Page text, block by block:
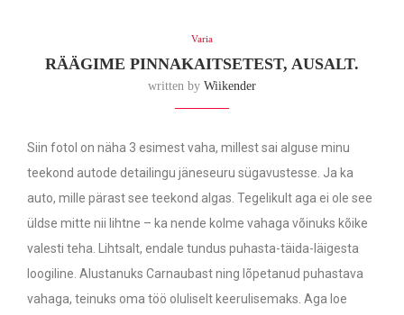
Varia
RÄÄGIME PINNAKAITSETEST, AUSALT.
written by Wiikender
Siin fotol on näha 3 esimest vaha, millest sai alguse minu
teekond autode detailingu jäneseuru sügavustesse. Ja ka
auto, mille pärast see teekond algas. Tegelikult aga ei ole see
üldse mitte nii lihtne – ka nende kolme vahaga võinuks kõike
valesti teha. Lihtsalt, endale tundus puhasta-täida-läigesta
loogiline. Alustanuks Carnaubast ning lõpetanud puhastava
vahaga, teinuks oma töö oluliselt keerulisemaks. Aga loe